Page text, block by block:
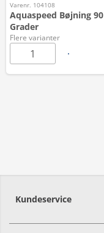
Varenr. 104108
Aquaspeed Bøjning 90
Grader
Flere varianter
Kundeservice